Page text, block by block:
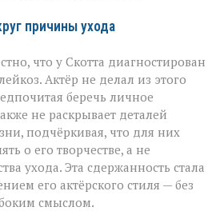
причины ухода
что у Скотта диагностирован
Актёр не делал из этого
беречь личное
не раскрывает деталей
подчёркивая, что для них
о его творчестве, а не
ухода. Эта сдержанность стала
его актёрского стиля — без
смыслом.